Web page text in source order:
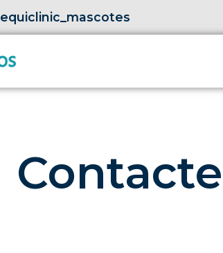
equiclinic_mascotes
Contacte